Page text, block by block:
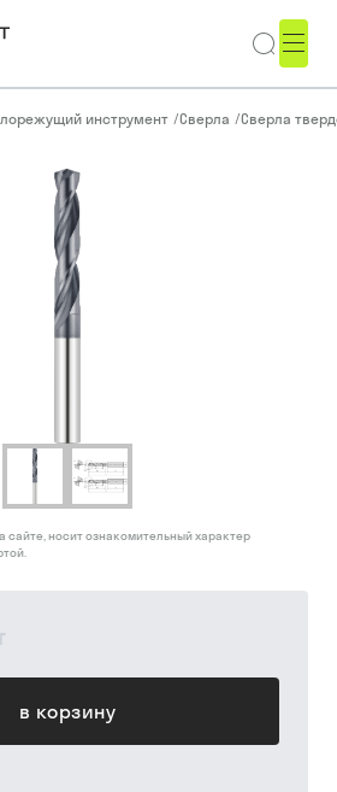
инструмент /Сверла /Сверла
в корзину
сайте, носит ознакомительный характер